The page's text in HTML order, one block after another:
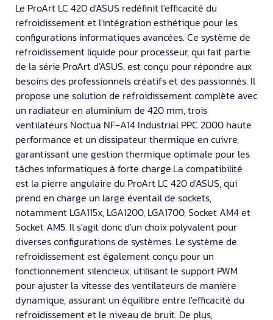
Le ProArt LC 420 d'ASUS redéfinit l'efficacité du
refroidissement et l'intégration esthétique pour les
configurations informatiques avancées. Ce système de
refroidissement liquide pour processeur, qui fait partie
de la série ProArt d'ASUS, est conçu pour répondre aux
besoins des professionnels créatifs et des passionnés. Il
propose une solution de refroidissement complète avec
un radiateur en aluminium de 420 mm, trois
ventilateurs Noctua NF-A14 Industrial PPC 2000 haute
performance et un dissipateur thermique en cuivre,
garantissant une gestion thermique optimale pour les
tâches informatiques à forte charge.La compatibilité
est la pierre angulaire du ProArt LC 420 d'ASUS, qui
prend en charge un large éventail de sockets,
notamment LGA115x, LGA1200, LGA1700, Socket AM4 et
Socket AM5. Il s'agit donc d'un choix polyvalent pour
diverses configurations de systèmes. Le système de
refroidissement est également conçu pour un
fonctionnement silencieux, utilisant le support PWM
pour ajuster la vitesse des ventilateurs de manière
dynamique, assurant un équilibre entre l'efficacité du
refroidissement et le niveau de bruit. De plus,